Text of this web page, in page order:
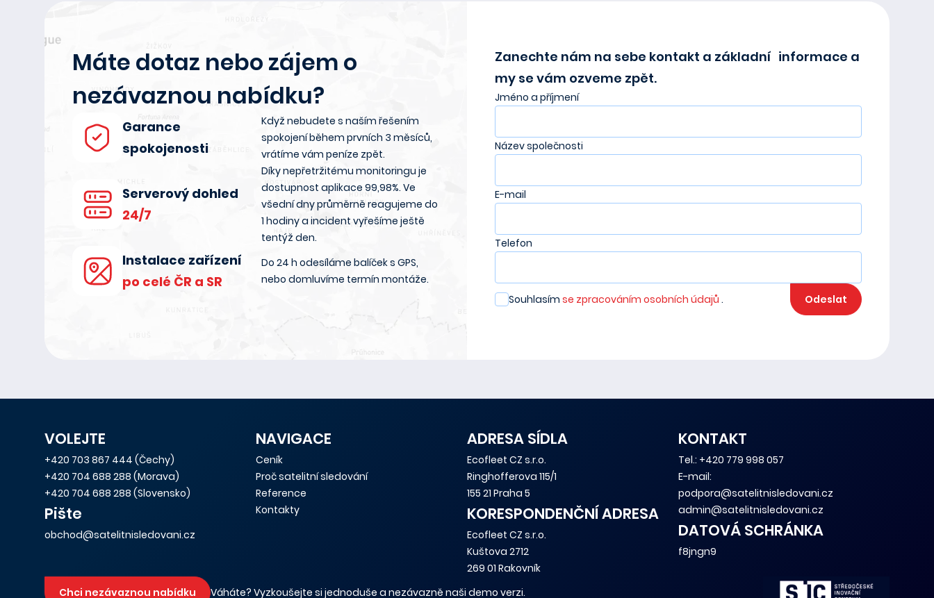
Máte dotaz nebo zájem o
nezávaznou nabídku?
Garance
spokojenosti
Když nebudete s naším řešením
spokojení během prvních 3 měsíců,
vrátíme vám peníze zpět.
Serverový dohled
24/7
Díky nepřetržitému monitoringu je
dostupnost aplikace 99,98%. Ve
všední dny průměrně reagujeme do
1 hodiny a incident vyřešíme ještě
tentýž den.
Instalace zařízení
po celé ČR a SR
Do 24 h odesíláme balíček s GPS,
nebo domluvíme termín montáže.
Zanechte nám na sebe kontakt a základní informace a
my se vám ozveme zpět.
Jméno a příjmení
Název společnosti
E-mail
Telefon
Souhlasím se zpracováním osobních údajů . Odeslat
VOLEJTE
+420 703 867 444 (Čechy)
+420 704 688 288 (Morava)
+420 704 688 288 (Slovensko)
Pište
obchod@satelitnisledovani.cz
NAVIGACE
Ceník
Proč satelitní sledování
Reference
Kontakty
ADRESA SÍDLA
Ecofleet CZ s.r.o.
Ringhofferova 115/1
155 21 Praha 5
KORESPONDENČNÍ ADRESA
Ecofleet CZ s.r.o.
Kuštova 2712
269 01 Rakovník
KONTAKT
Tel.: +420 779 998 057
E-mail:
podpora@satelitnisledovani.cz
admin@satelitnisledovani.cz
DATOVÁ SCHRÁNKA
f8jngn9
Chci nezávaznou nabídku Váháte? Vyzkoušejte si jednoduše a nezávazně naši demo verzi.